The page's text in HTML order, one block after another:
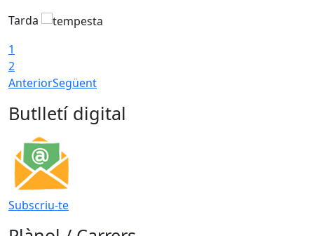
Tarda
1
2
AnteriorSegüent
Butlletí digital
Subscriu-te